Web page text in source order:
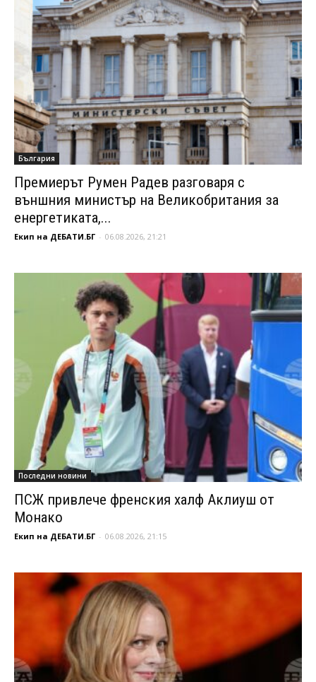
България
Премиерът Румен Радев разговаря с
външния министър на Великобритания за
енергетиката,...
Екип на ДЕБАТИ.БГ - 06.08.2026, 21:21
Последни новини
ПСЖ привлече френския халф Аклиуш от
Монако
Екип на ДЕБАТИ.БГ - 06.08.2026, 21:15